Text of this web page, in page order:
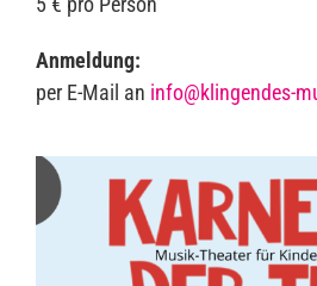
Anmeldung:
per E-Mail an info@klingendes-